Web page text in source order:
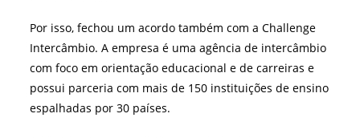
Por isso, fechou um acordo também com a Challenge
Intercâmbio. A empresa é uma agência de intercâmbio
com foco em orientação educacional e de carreiras e
possui parceria com mais de 150 instituições de ensino
espalhadas por 30 países.